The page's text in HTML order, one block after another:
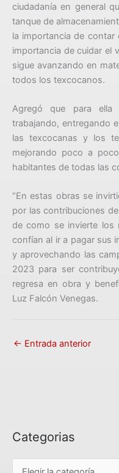
ciudadanía en general
tanque de
la importancia de contar
importancia de cuidar el
sigue avanzando en
todos los texcocanos.
Agregó que para ella
trabajando, entregando
las texcocanas y los
mejorando poco a
habitantes de todas las
“En estas obras se
por las contribuciones
de como se invierte los
confían al ir a pagar sus
y aprovechando las
2023 para ser
regresa en obra y
Luz Falcón Venegas.
← Entrada anterior
Categorias
C